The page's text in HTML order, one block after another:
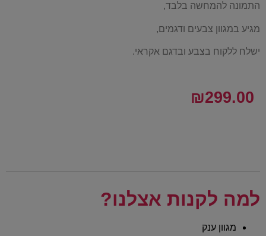
התמונה להמחשה בלבד,
מגיע במגוון צבעים ודגמים,
ישלח ללקוח בצבע ובדגם אקראי.
₪299.00
למה לקנות אצלנו?
מגוון ענק